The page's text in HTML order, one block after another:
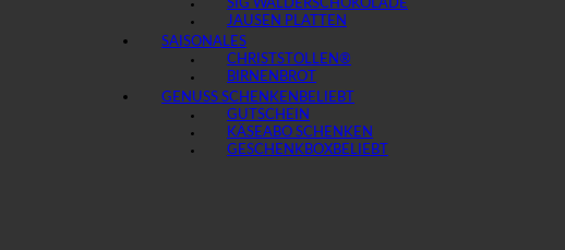
SIG WÄLDERSCHOKOLADE
JAUSEN PLATTEN
SAISONALES
CHRISTSTOLLEN®
BIRNENBROT
GENUSS SCHENKEN
GUTSCHEIN
KÄSEABO SCHENKEN
GESCHENKBOX